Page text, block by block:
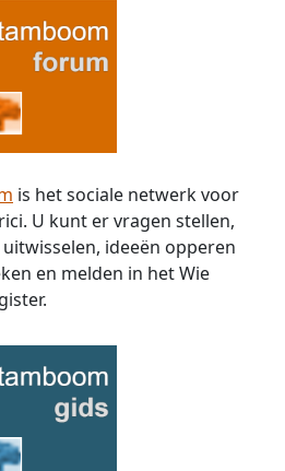
is het sociale netwerk voor
U kunt er vragen stellen,
ideeën opperen
en melden in het Wie